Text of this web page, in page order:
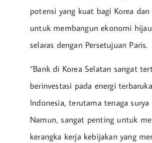
potensi yang kuat bagi Korea dan
untuk membangun ekonomi
selaras dengan Persetujuan Paris.
“Bank di Korea Selatan sangat
berinvestasi pada energi
Indonesia, terutama tenaga surya
Namun, sangat penting untuk
kerangka kerja kebijakan yang